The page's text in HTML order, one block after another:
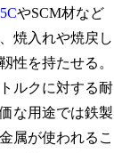
やSCM材など
焼入れや焼戻し
性を持たせる。
ルクに対する耐
な用途では鉄製
属が使われるこ